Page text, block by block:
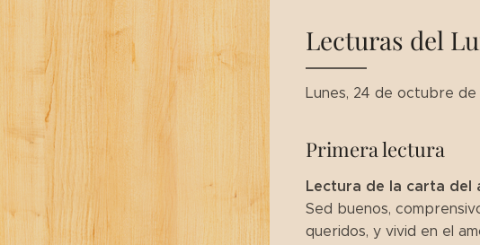
Lecturas del
Lunes, 24 de octubre de
Primera lectura
Lectura de la carta del
Sed buenos,
queridos, y vivid en el